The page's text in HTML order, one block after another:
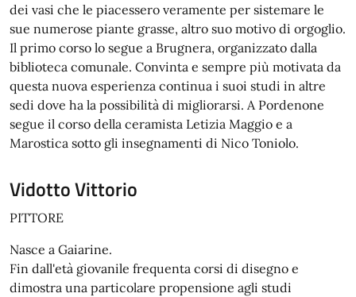
dei vasi che le piacessero veramente per sistemare le
sue numerose piante grasse, altro suo motivo di orgoglio.
Il primo corso lo segue a Brugnera, organizzato dalla
biblioteca comunale. Convinta e sempre più motivata da
questa nuova esperienza continua i suoi studi in altre
sedi dove ha la possibilità di migliorarsi. A Pordenone
segue il corso della ceramista Letizia Maggio e a
Marostica sotto gli insegnamenti di Nico Toniolo.
Vidotto Vittorio
PITTORE
Nasce a Gaiarine.
Fin dall'età giovanile frequenta corsi di disegno e
dimostra una particolare propensione agli studi